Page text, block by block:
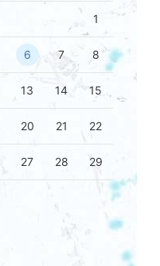
1
6 7 8
13 14 15
20 21 22
27 28 29